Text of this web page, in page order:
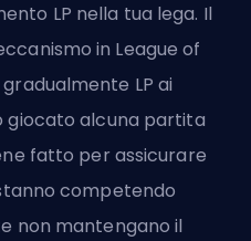
LP nella tua lega. Il
in League of
LP ai
giocato alcuna partita
fatto per assicurare
competendo
non mantengano il